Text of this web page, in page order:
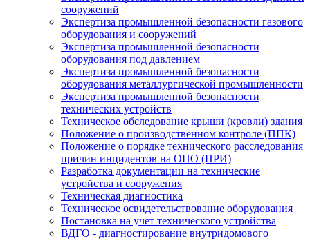
сооружений
Экспертиза промышленной безопасности газового
оборудования и сооружений
Экспертиза промышленной безопасности
оборудования под давлением
Экспертиза промышленной безопасности
оборудования металлургической промышленности
Экспертиза промышленной безопасности
технических устройств
Техническое обследование крыши (кровли) здания
Положение о производственном контроле (ППК)
Положение о порядке технического расследования
причин инцидентов на ОПО (ПРИ)
Разработка документации на технические
устройства и сооружения
Техническая диагностика
Техническое освидетельствование оборудования
Постановка на учет технического устройства
ВДГО - диагностирование внутридомового